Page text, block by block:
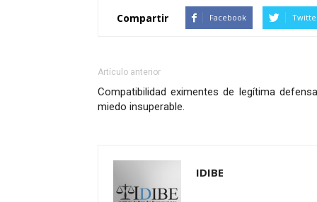
Compartir Facebook
Artículo anterior
Compatibilidad eximentes de legítima
miedo insuperable.
IDIBE